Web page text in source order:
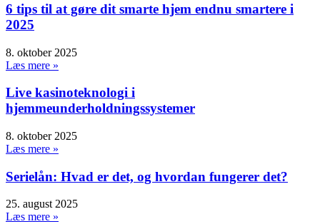
6 tips til at gøre dit smarte hjem endnu smartere i
2025
8. oktober 2025
Læs mere »
Live kasinoteknologi i
hjemmeunderholdningssystemer
8. oktober 2025
Læs mere »
Serielån: Hvad er det, og hvordan fungerer det?
25. august 2025
Læs mere »